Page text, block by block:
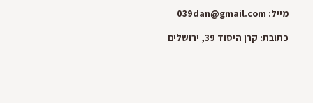
מייל: 039dan@gmail.com
כתובת: קרן היסוד 39, ירושלים